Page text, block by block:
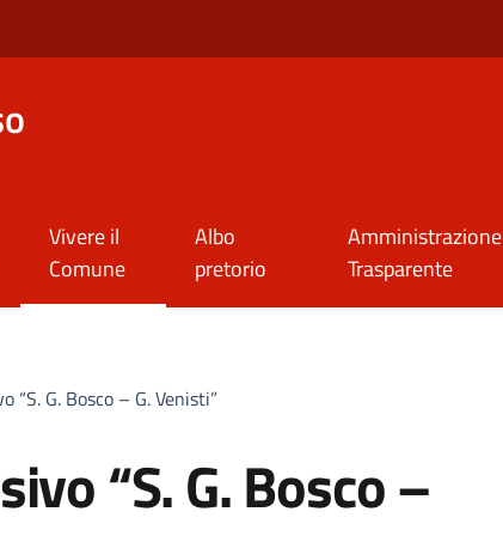
Vivere il
Comune
Albo
pretorio
Amministrazione
Trasparente
“S. G. Bosco – G. Venisti”
“S. G. Bosco –